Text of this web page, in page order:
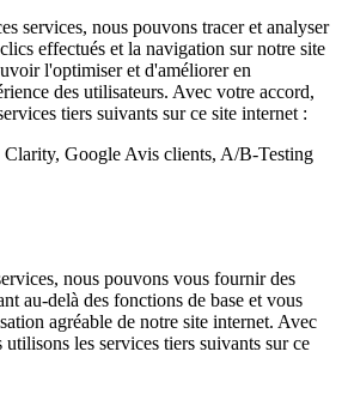
services, nous pouvons tracer et analyser
effectués et la navigation sur notre site
l'optimiser et d'améliorer en
des utilisateurs. Avec votre accord,
tiers suivants sur ce site internet :
Google Avis clients, A/B-Testing
nous pouvons vous fournir des
au-delà des fonctions de base et vous
agréable de notre site internet. Avec
les services tiers suivants sur ce